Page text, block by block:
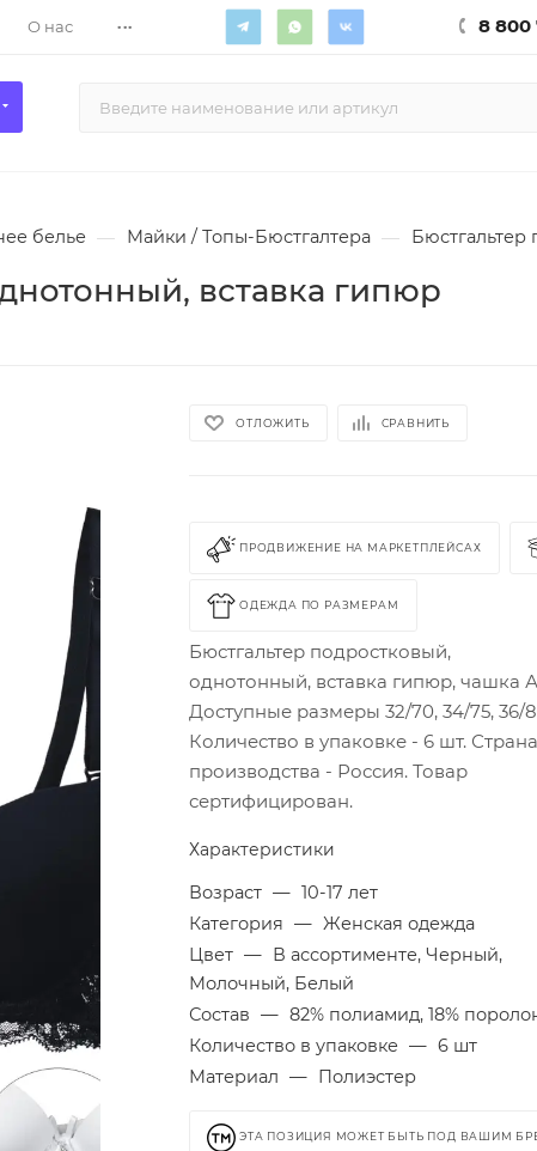
О нас ... 8 800
белье — Майки / Топы-Бюстгалтера — Бюстгальтер
вставка гипюр
ОТЛОЖИТЬ СРАВНИТЬ
ПРОДВИЖЕНИЕ НА МАРКЕТПЛЕЙСАХ
ОДЕЖДА ПО РАЗМЕРАМ
Бюстгальтер подростковый,
однотонный, вставка гипюр, чашка
Доступные размеры 32/70, 34/75, 36/
Количество в упаковке - 6 шт. Страна
производства - Россия. Товар
сертифицирован.
Характеристики
Возраст — 10-17 лет
Категория — Женская одежда
Цвет — В ассортименте, Черный,
Молочный, Белый
Состав — 82% полиамид, 18%
Количество в упаковке — 6 шт
Материал — Полиэстер
ЭТА ПОЗИЦИЯ МОЖЕТ БЫТЬ ПОД ВАШИМ